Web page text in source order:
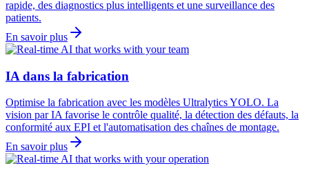
rapide, des diagnostics plus intelligents et une surveillance des
patients.
En savoir plus
IA dans la fabrication
Optimise la fabrication avec les modèles Ultralytics YOLO. La
vision par IA favorise le contrôle qualité, la détection des défauts, la
conformité aux EPI et l'automatisation des chaînes de montage.
En savoir plus